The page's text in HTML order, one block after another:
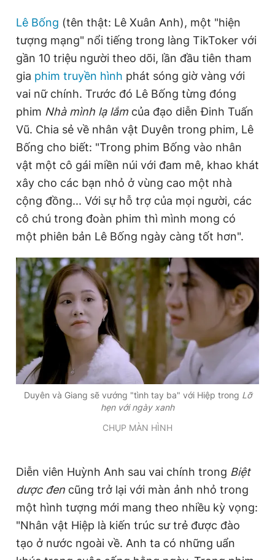
Lê Bống (tên thật: Lê Xuân Anh), một "hiện
tượng mạng" nổi tiếng trong làng TikToker với
gần 10 triệu người theo dõi, lần đầu tiên tham
gia phim truyền hình phát sóng giờ vàng với
vai nữ chính. Trước đó Lê Bống từng đóng
phim Nhà mình lạ lắm của đạo diễn Đinh Tuấn
Vũ. Chia sẻ về nhân vật Duyên trong phim, Lê
Bống cho biết: "Trong phim Bống vào nhân
vật một cô gái miền núi với đam mê, khao khát
xây cho các bạn nhỏ ở vùng cao một nhà
cộng đồng... Với sự hỗ trợ của mọi người, các
cô chú trong đoàn phim thì mình mong có
một phiên bản Lê Bống ngày càng tốt hơn".
Duyên và Giang sẽ vướng "tình tay ba" với Hiệp trong Lỡ
hẹn với ngày xanh
CHỤP MÀN HÌNH
Diễn viên Huỳnh Anh sau vai chính trong Biệt
dược đen cũng trở lại với màn ảnh nhỏ trong
một hình tượng mới mang theo nhiều kỳ vọng:
"Nhân vật Hiệp là kiến trúc sư trẻ được đào
tạo ở nước ngoài về. Anh ta có những uẩn